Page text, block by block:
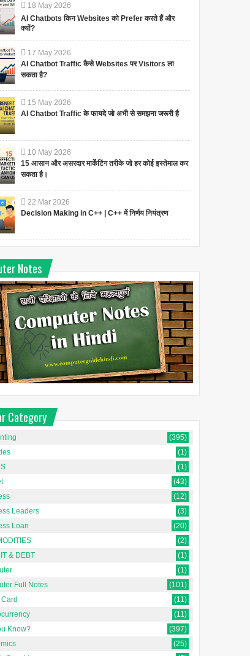
18 May 2026
AI Chatbots किन Websites को Prefer करते हैं और
क्यों?
17 May 2026
AI Chatbot Traffic कैसे Websites पर Visitors ला
सकता है?
15 May 2026
AI Chatbot Traffic के फायदे जो अभी से समझना जरूरी है
10 May 2026
15 आसान और असरदार मार्केटिंग तरीके जो हर कोई इस्तेमाल कर
सकता है।
22 Mar 2026
Decision Making in C++ | C++ में निर्णय नियंत्रण
Notes
Category
(395)
(1)
(1)
(43)
(12)
Leaders
(3)
Loan
(20)
(2)
& DEBT
(1)
(1)
Full Notes
(101)
(11)
(11)
Know?
(397)
(25)